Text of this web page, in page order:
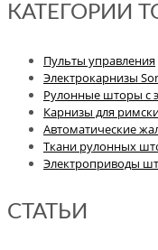
КАТЕГОРИИ
Пульты управления
Электрокарнизы
Рулонные шторы с
Карнизы для
Автоматические
Ткани рулонных
Электроприводы
СТАТЬИ